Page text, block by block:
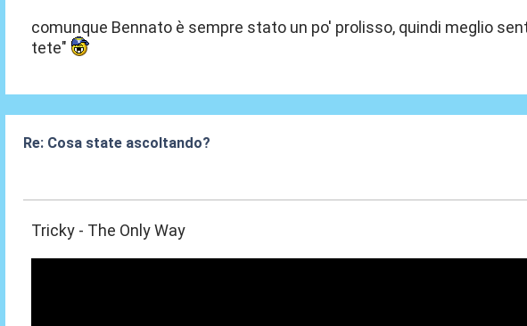
comunque Bennato è sempre stato un po' prolisso, quindi meglio
tete"
Re: Cosa state ascoltando?
Tricky - The Only Way